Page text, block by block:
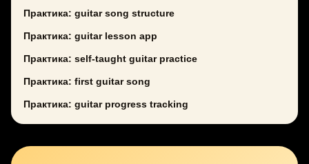
Практика: guitar song structure
Практика: guitar lesson app
Практика: self-taught guitar practice
Практика: first guitar song
Практика: guitar progress tracking